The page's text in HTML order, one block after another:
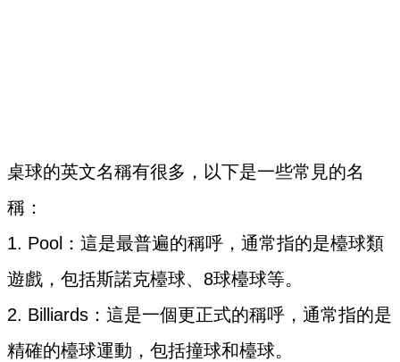
桌球的英文名稱有很多，以下是一些常見的名
稱：
1. Pool：這是最普遍的稱呼，通常指的是檯球類
遊戲，包括斯諾克檯球、8球檯球等。
2. Billiards：這是一個更正式的稱呼，通常指的是
精確的檯球運動，包括撞球和檯球。